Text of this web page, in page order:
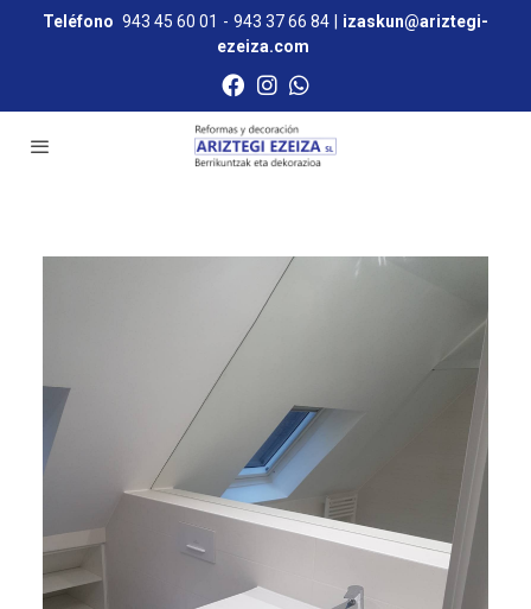
Teléfono 943 45 60 01 - 943 37 66 84
izaskun@ariztegi-
ezeiza.com